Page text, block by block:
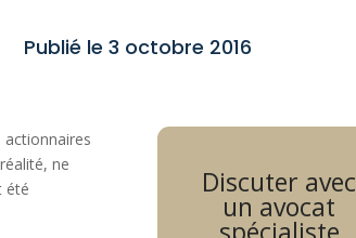
Publié le 3 octobre 2016
actionnaires
ne
été
Discuter avec
un avocat